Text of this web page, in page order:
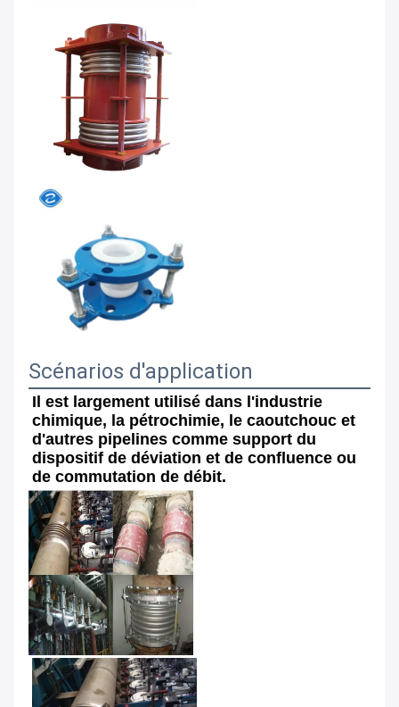
Scénarios d'application
Il est largement utilisé dans l'industrie
chimique, la pétrochimie, le caoutchouc et
d'autres pipelines comme support du
dispositif de déviation et de confluence ou
de commutation de débit.